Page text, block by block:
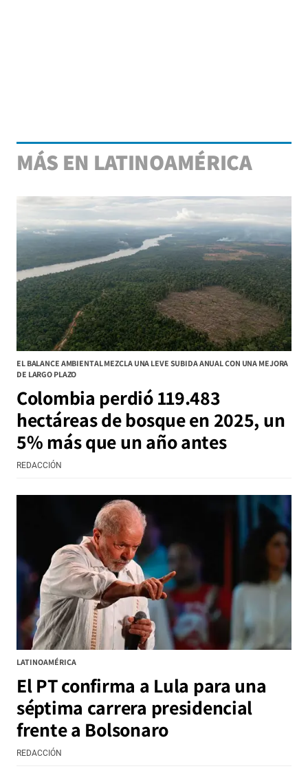
MÁS EN LATINOAMÉRICA
EL BALANCE AMBIENTAL MEZCLA UNA LEVE SUBIDA ANUAL CON UNA MEJORA
DE LARGO PLAZO
Colombia perdió 119.483
hectáreas de bosque en 2025, un
5% más que un año antes
REDACCIÓN
LATINOAMÉRICA
El PT confirma a Lula para una
séptima carrera presidencial
frente a Bolsonaro
REDACCIÓN